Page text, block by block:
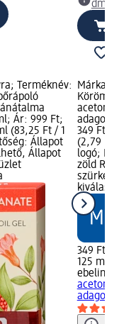
dm
Terméknév:
Ár: 999 Ft;
(83,25 Ft / 1
Állapot
Állapot
Márka:
349 Ft;
(2,79 Ft
logó;
zöld
szürke
349 Ft
125 ml
ebelin